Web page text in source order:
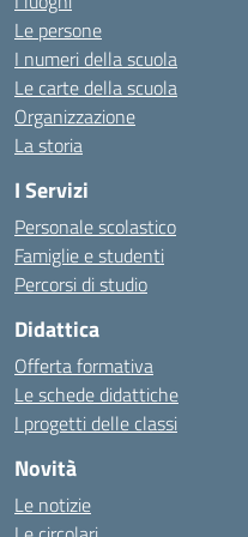
Le persone
I numeri della scuola
Le carte della scuola
Organizzazione
La storia
I Servizi
Personale scolastico
Famiglie e studenti
Percorsi di studio
Didattica
Offerta formativa
Le schede didattiche
I progetti delle classi
Novità
Le notizie